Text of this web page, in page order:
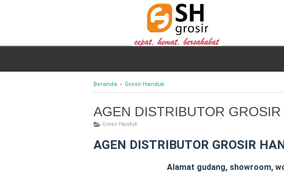
Beranda › Grosir Handuk
AGEN DISTRIBUTOR
Grosir Handuk
AGEN DISTRIBUTOR GROSIR
Alamat gudang, showroom,